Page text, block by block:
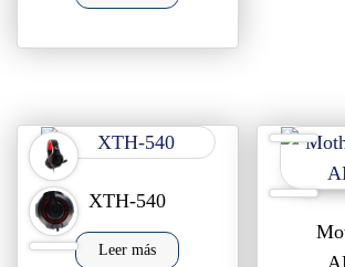
XTH-540
Leer más